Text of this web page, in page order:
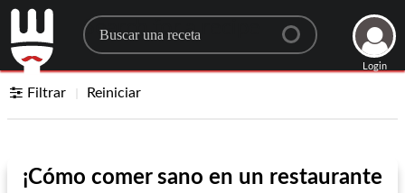
Search for a recipe
Login
Filtrar Reiniciar
¡Cómo comer sano en un restaurante